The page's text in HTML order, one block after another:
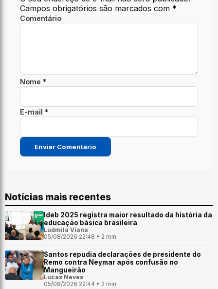
Campos obrigatórios são marcados com *
Comentário
Nome *
E-mail *
Notícias mais recentes
Ideb 2025 registra maior resultado da história da
educação básica brasileira
Ludmila Viana
05/08/2026 22:48 • 2 min
Santos repudia declarações de presidente do
Remo contra Neymar após confusão no
Mangueirão
Lucas Neves
05/08/2026 22:44 • 2 min